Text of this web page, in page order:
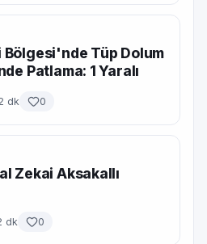
Tüp Dolum
Patlama: 1 Yaralı
dk 0
Zekai Aksakallı
dk 0